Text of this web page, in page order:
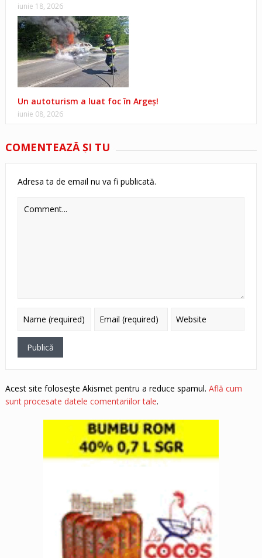
iunie 18, 2026
Un autoturism a luat foc în Argeș!
iunie 08, 2026
COMENTEAZĂ ŞI TU
Adresa ta de email nu va fi publicată.
Acest site folosește Akismet pentru a reduce spamul. Află cum
sunt procesate datele comentariilor tale.